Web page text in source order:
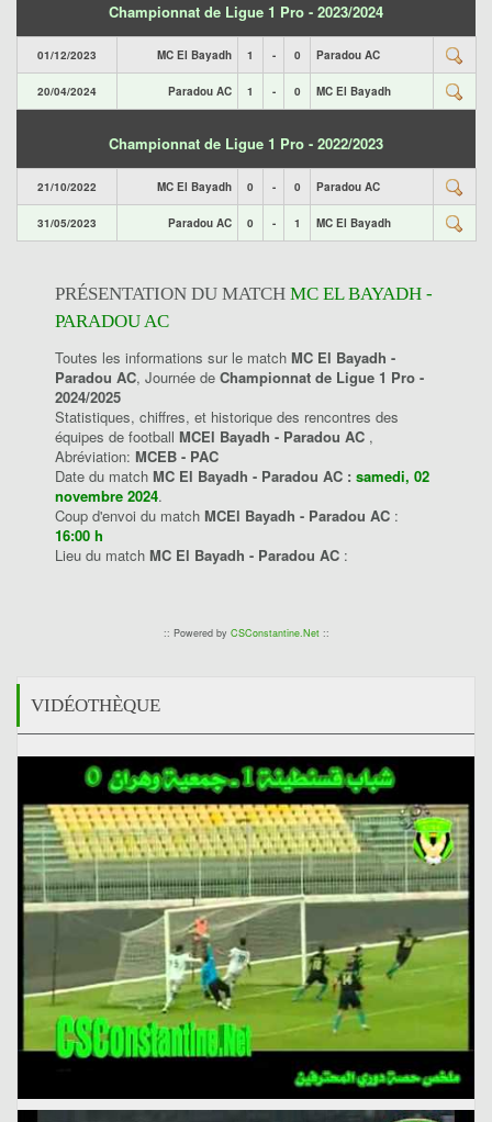
Championnat de Ligue 1 Pro - 2023/2024
01/12/2023 MC El Bayadh 1 - 0 Paradou AC
20/04/2024 Paradou AC 1 - 0 MC El Bayadh
Championnat de Ligue 1 Pro - 2022/2023
21/10/2022 MC El Bayadh 0 - 0 Paradou AC
31/05/2023 Paradou AC 0 - 1 MC El Bayadh
PRÉSENTATION DU MATCH MC EL BAYADH -
PARADOU AC
Toutes les informations sur le match MC El Bayadh -
Paradou AC, Journée de Championnat de Ligue 1 Pro -
2024/2025
Statistiques, chiffres, et historique des rencontres des
équipes de football MCEl Bayadh - Paradou AC ,
Abréviation: MCEB - PAC
Date du match MC El Bayadh - Paradou AC : samedi, 02
novembre 2024.
Coup d'envoi du match MCEl Bayadh - Paradou AC :
16:00 h
Lieu du match MC El Bayadh - Paradou AC :
:: Powered by CSConstantine.Net::
VIDÉOTHÈQUE